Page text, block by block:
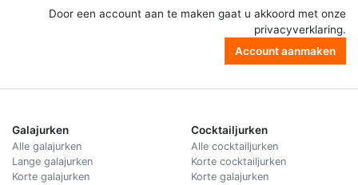
Door een account aan te maken gaat u akkoord met onze
privacyverklaring.
Account aanmaken
Galajurken
Alle galajurken
Lange galajurken
Korte galajurken
Cocktailjurken
Alle cocktailjurken
Korte cocktailjurken
Korte galajurken